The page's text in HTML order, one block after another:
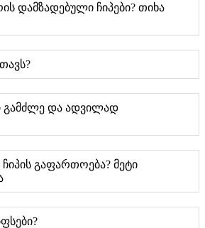
დამზადებული ჩიპები? თიხა
გამძლე და ადვილად
გაფართოება? მეტი